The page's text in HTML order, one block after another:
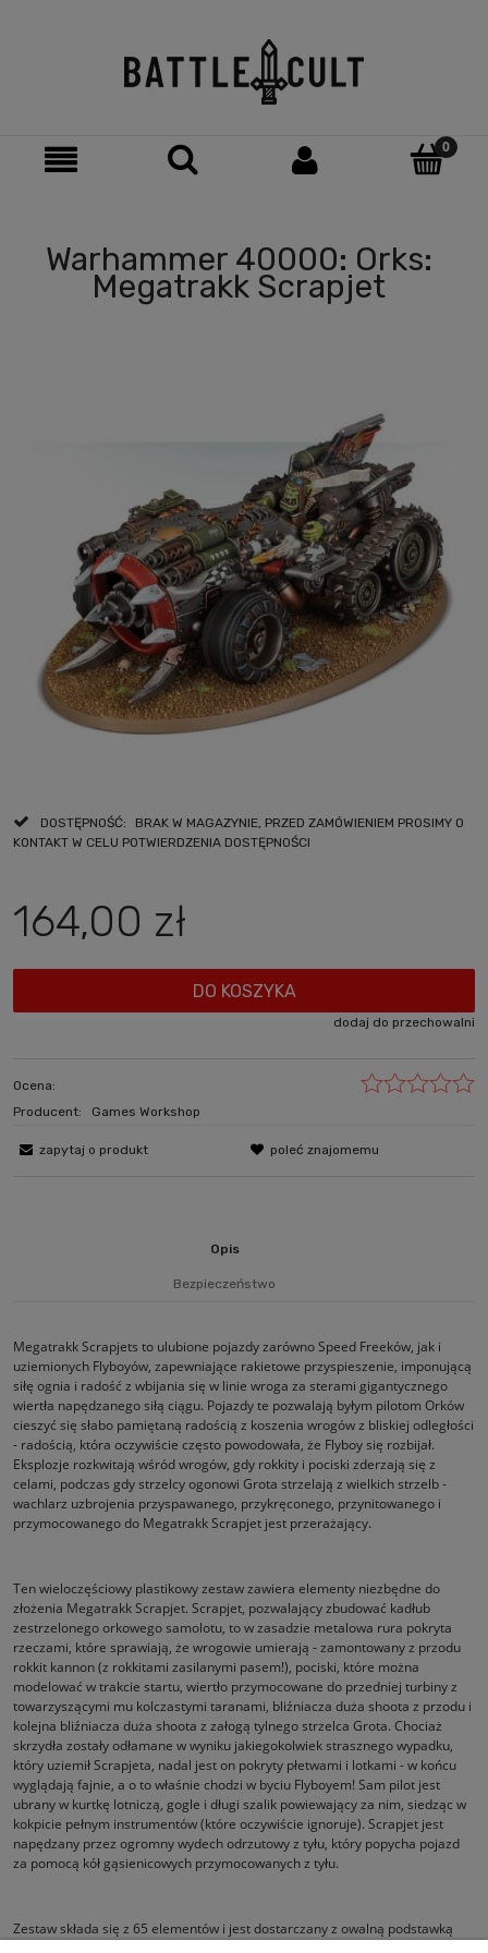
Warhammer 40000: Orks:
Megatrakk Scrapjet
DOSTĘPNOŚĆ:
BRAK W MAGAZYNIE, PRZED ZAMÓWIENIEM PROSIMY O
KONTAKT W CELU POTWIERDZENIA DOSTĘPNOŚCI
164,00 zł
DO KOSZYKA
dodaj do przechowalni
Ocena:
Producent:
Games Workshop
zapytaj o produkt poleć znajomemu
Opis
Bezpieczeństwo
Megatrakk Scrapjets to ulubione pojazdy zarówno Speed Freeków, jak i
uziemionych Flyboyów, zapewniające rakietowe przyspieszenie, imponującą
siłę ognia i radość z wbijania się w linie wroga za sterami gigantycznego
wiertła napędzanego siłą ciągu. Pojazdy te pozwalają byłym pilotom Orków
cieszyć się słabo pamiętaną radością z koszenia wrogów z bliskiej odległości
- radością, która oczywiście często powodowała, że Flyboy się rozbijał.
Eksplozje rozkwitają wśród wrogów, gdy rokkity i pociski zderzają się z
celami, podczas gdy strzelcy ogonowi Grota strzelają z wielkich strzelb -
wachlarz uzbrojenia przyspawanego, przykręconego, przynitowanego i
przymocowanego do Megatrakk Scrapjet jest przerażający.
Ten wieloczęściowy plastikowy zestaw zawiera elementy niezbędne do
złożenia Megatrakk Scrapjet. Scrapjet, pozwalający zbudować kadłub
zestrzelonego orkowego samolotu, to w zasadzie metalowa rura pokryta
rzeczami, które sprawiają, że wrogowie umierają - zamontowany z przodu
rokkit kannon (z rokkitami zasilanymi pasem!), pociski, które można
modelować w trakcie startu, wiertło przymocowane do przedniej turbiny z
towarzyszącymi mu kolczastymi taranami, bliźniacza duża shoota z przodu i
kolejna bliźniacza duża shoota z załogą tylnego strzelca Grota. Chociaż
skrzydła zostały odłamane w wyniku jakiegokolwiek strasznego wypadku,
który uziemił Scrapjeta, nadal jest on pokryty płetwami i lotkami - w końcu
wyglądają fajnie, a o to właśnie chodzi w byciu Flyboyem! Sam pilot jest
ubrany w kurtkę lotniczą, gogle i długi szalik powiewający za nim, siedząc w
kokpicie pełnym instrumentów (które oczywiście ignoruje). Scrapjet jest
napędzany przez ogromny wydech odrzutowy z tyłu, który popycha pojazd
za pomocą kół gąsienicowych przymocowanych z tyłu.
Zestaw składa się z 65 elementów i jest dostarczany z owalną podstawką